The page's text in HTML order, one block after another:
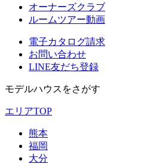
オーナーズクラブ
ルームツアー動画
電子カタログ請求
お問い合わせ
LINE友だち登録
モデルハウスをさがす
エリアTOP
熊本
福岡
大分